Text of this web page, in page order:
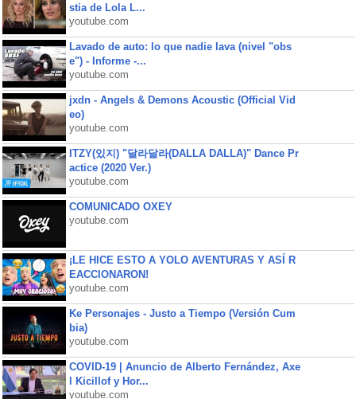
stia de Lola L...
youtube.com
Lavado de auto: lo que nadie lava (nivel "obs
e") - Informe -...
youtube.com
jxdn - Angels & Demons Acoustic (Official Vid
eo)
youtube.com
ITZY(있지) "달라달라(DALLA DALLA)" Dance Pr
actice (2020 Ver.)
youtube.com
COMUNICADO OXEY
youtube.com
¡LE HICE ESTO A YOLO AVENTURAS Y ASÍ R
EACCIONARON!
youtube.com
Ke Personajes - Justo a Tiempo (Versión Cum
bia)
youtube.com
COVID-19 | Anuncio de Alberto Fernández, Axe
l Kicillof y Hor...
youtube.com